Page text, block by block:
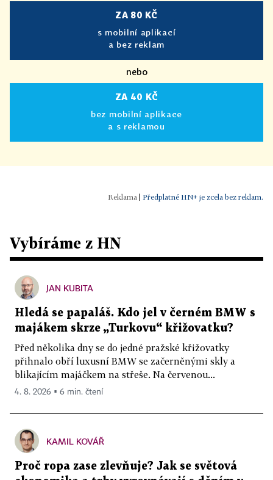
ZA 80 KČ
s mobilní aplikací
a bez reklam
nebo
ZA 40 KČ
bez mobilní aplikace
a s reklamou
Předplatné HN+ je zcela bez reklam.
Vybíráme z HN
JAN KUBITA
Hledá se papaláš. Kdo jel v černém BMW s
majákem skrze „Turkovu“ křižovatku?
Před několika dny se do jedné pražské křižovatky
přihnalo obří luxusní BMW se začerněnými skly a
blikajícím majáčkem na střeše. Na červenou...
4. 8. 2026 ▪ 6 min. čtení
KAMIL KOVÁŘ
Proč ropa zase zlevňuje? Jak se světová